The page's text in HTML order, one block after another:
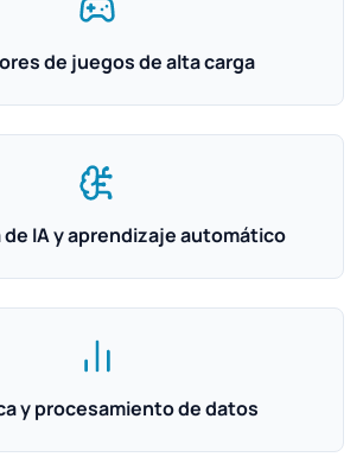
de juegos de alta carga
IA y aprendizaje automático
y procesamiento de datos